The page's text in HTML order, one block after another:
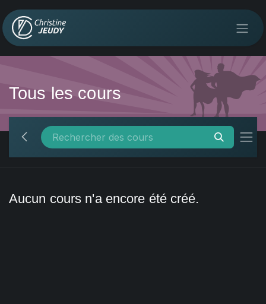
Se rendre au contenu
Tous les cours
Aucun cours n'a encore été créé.